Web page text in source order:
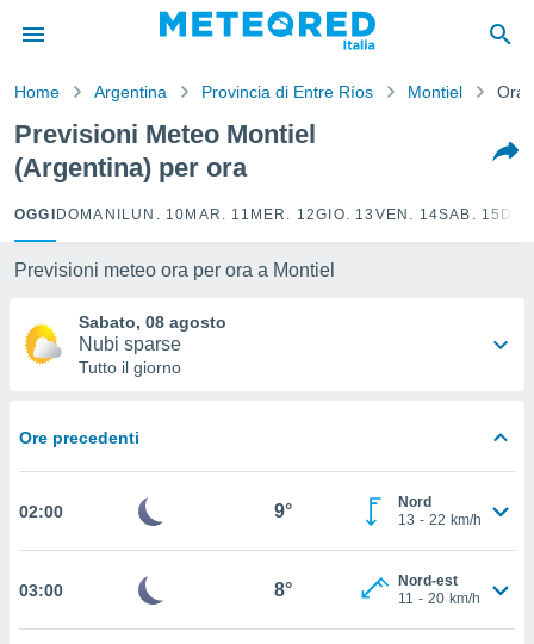
di
per
le
di
Home Argentina Provincia di Entre Ríos Montiel
Previsioni Meteo Montiel
(Argentina) per ora
OGGI DOMANI LUN. 10 MAR. 11 MER. 12GIO. 13 VEN. 14SAB. 15
Previsioni meteo ora per ora a Montiel
Sabato, 08 agosto
Nubi sparse
Tutto il giorno
Ore precedenti
02:00 9°
Nord
13 - 22 km/h
03:00 8°
Nord-est
11 - 20 km/h